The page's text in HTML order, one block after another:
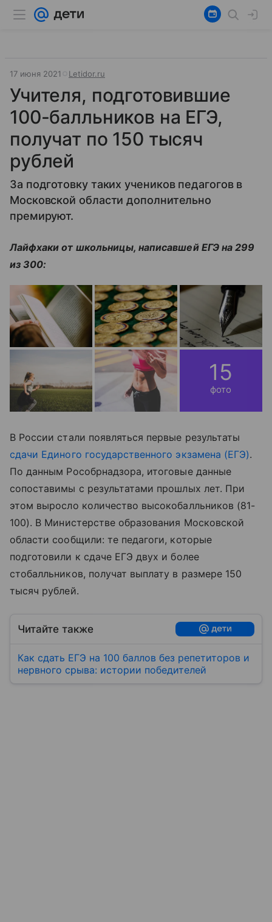
17 июня 2021 Letidor.ru
Учителя, подготовившие
100-балльников на ЕГЭ,
получат по 150 тысяч
рублей
За подготовку таких учеников педагогов в
Московской области дополнительно
премируют.
Лайфхаки от школьницы, написавшей ЕГЭ на 299
из 300:
15
фото
В России стали появляться первые результаты
сдачи Единого государственного экзамена (ЕГЭ).
По данным Рособрнадзора, итоговые данные
сопоставимы с результатами прошлых лет. При
этом выросло количество высокобалльников (81-
100). В Министерстве образования Московской
области сообщили: те педагоги, которые
подготовили к сдаче ЕГЭ двух и более
стобалльников, получат выплату в размере 150
тысяч рублей.
Читайте также
Как сдать ЕГЭ на 100 баллов без репетиторов и
нервного срыва: истории победителей